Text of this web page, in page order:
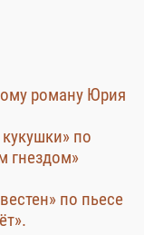
роману Юрия
по
гнездом»
по пьесе